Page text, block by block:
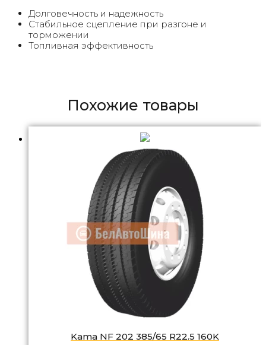
Долговечность и надежность
Стабильное сцепление при разгоне и
торможении
Топливная эффективность
Похожие товары
Kama NF 202 385/65 R22.5 160K